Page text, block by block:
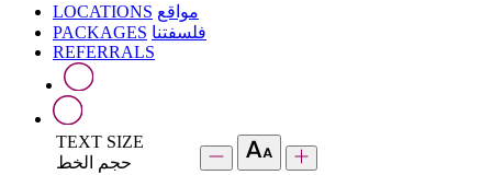
LOCATIONS مواقع
PACKAGES فلسفتنا
REFERRALS
TEXT SIZE
حجم الخط